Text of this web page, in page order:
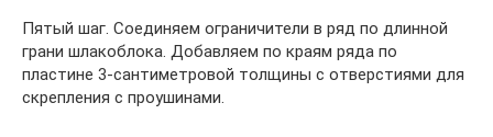
Пятый шаг. Соединяем ограничители в ряд по длинной
грани шлакоблока. Добавляем по краям ряда по
пластине 3-сантиметровой толщины с отверстиями для
скрепления с проушинами.